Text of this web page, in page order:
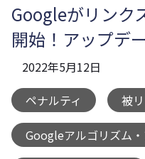
Googleがリンク
開始！アップデ
2022年5月12日
ペナルティ
被
Googleアルゴリズム